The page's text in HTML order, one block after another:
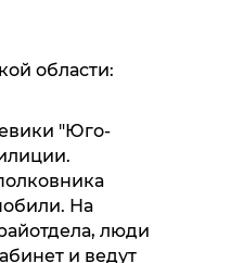
области:
"Юго-
На
люди
и ведут